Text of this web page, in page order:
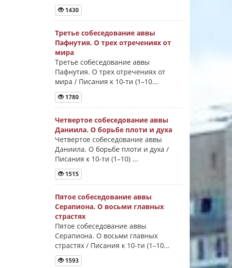
1430
Третье собеседование аввы
Пафнутия. О трех отречениях от
мира
Третье собеседование аввы
Пафнутия. О трех отречениях от
мира / Писания к 10-ти (1–10...
1780
Четвертое собеседование аввы
Даниила. О борьбе плоти и духа
Четвертое собеседование аввы
Даниила. О борьбе плоти и духа /
Писания к 10-ти (1–10) ...
1515
Пятое собеседование аввы
Серапиона. О восьми главных
страстях
Пятое собеседование аввы
Серапиона. О восьми главных
страстях / Писания к 10-ти (1–10...
1593